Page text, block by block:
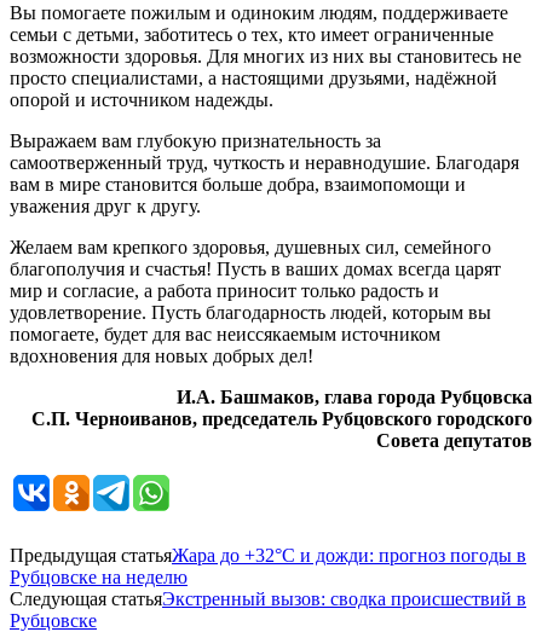
Вы помогаете пожилым и одиноким людям, поддерживаете
семьи с детьми, заботитесь о тех, кто имеет ограниченные
возможности здоровья. Для многих из них вы становитесь не
просто специалистами, а настоящими друзьями, надёжной
опорой и источником надежды.
Выражаем вам глубокую признательность за
самоотверженный труд, чуткость и неравнодушие. Благодаря
вам в мире становится больше добра, взаимопомощи и
уважения друг к другу.
Желаем вам крепкого здоровья, душевных сил, семейного
благополучия и счастья! Пусть в ваших домах всегда царят
мир и согласие, а работа приносит только радость и
удовлетворение. Пусть благодарность людей, которым вы
помогаете, будет для вас неиссякаемым источником
вдохновения для новых добрых дел!
И.А. Башмаков, глава города Рубцовска
С.П. Черноиванов, председатель Рубцовского городского
Совета депутатов
Предыдущая статьяЖара до +32°С и дожди: прогноз погоды в
Рубцовске на неделю
Следующая статьяЭкстренный вызов: сводка происшествий в
Рубцовске